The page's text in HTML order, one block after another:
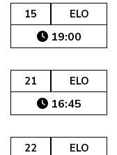
15 ELO
19:00
21 ELO
16:45
22 ELO